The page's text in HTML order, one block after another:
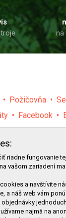
na
Požičovňa
Facebook
Darčekové
Predávané
firmy
riadne fungovanie
vašom zariadení
a navštívite
a náš web vám
najmä na